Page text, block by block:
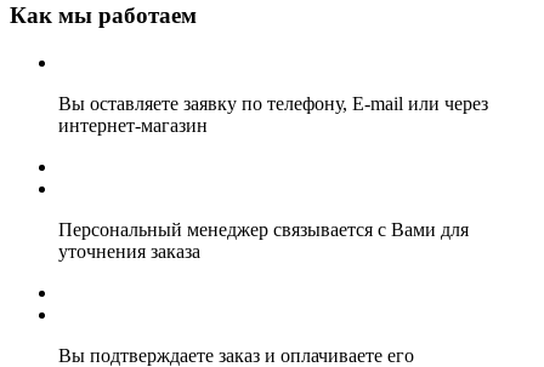
Как мы работаем
Вы оставляете заявку по телефону, E-mail или через
интернет-магазин
Персональный менеджер связывается с Вами для
уточнения заказа
Вы подтверждаете заказ и оплачиваете его